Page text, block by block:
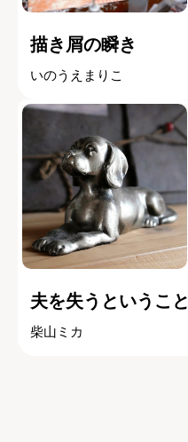
描き屑の瞬き
いのうえまりこ
夫を失うということ
柴山ミカ